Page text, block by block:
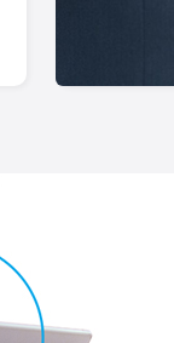
três
- Rua